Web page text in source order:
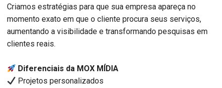
Criamos estratégias para que sua empresa apareça no
momento exato em que o cliente procura seus serviços,
aumentando a visibilidade e transformando pesquisas em
clientes reais.
Diferenciais da MOX MÍDIA
Projetos personalizados